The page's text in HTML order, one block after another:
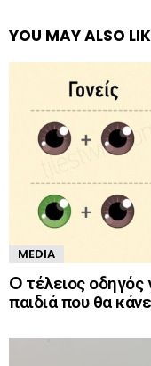
YOU MAY ALSO
MEDIA
O τέλειος
παιδιά που θα